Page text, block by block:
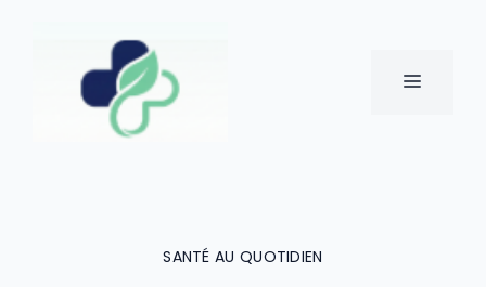
MENU
SANTÉ AU QUOTIDIEN